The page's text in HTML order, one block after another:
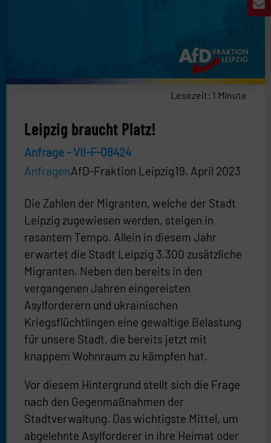
Lesezeit: 1 Minute
Leipzig braucht Platz!
Anfrage - VII-F-08424
AnfragenAfD-Fraktion Leipzig19. April 2023
Die Zahlen der Migranten, welche der Stadt
Leipzig zugewiesen werden, steigen in
rasantem Tempo. Allein in diesem Jahr
erwartet die Stadt Leipzig 3.300 zusätzliche
Migranten. Neben den bereits in den
vergangenen Jahren eingereisten
Asylforderern und ukrainischen
Kriegsflüchtlingen eine gewaltige Belastung
für unsere Stadt, die bereits jetzt mit
knappem Wohnraum zu kämpfen hat.
Vor diesem Hintergrund stellt sich die Frage
nach den Gegenmaßnahmen der
Stadtverwaltung. Das wichtigste Mittel, um
abgelehnte Asylforderer in ihre Heimat oder